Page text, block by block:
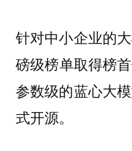
针对中小企业的
磅级榜单取得榜
参数级的蓝心大
式开源。